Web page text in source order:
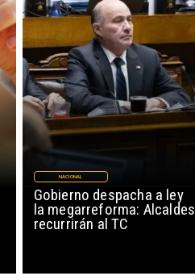
Gobierno despacha a ley
la megarreforma: Alcaldes
recurrirán al TC
NACIONAL